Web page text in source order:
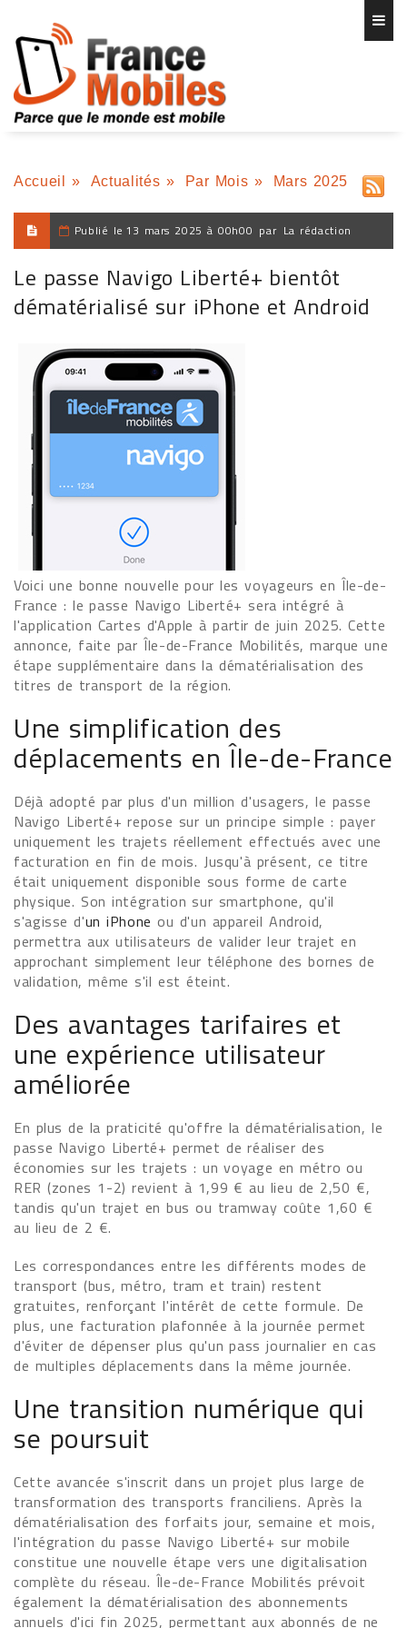
Accueil » Actualités » Par Mois » Mars 2025
Publié le 13 mars 2025 à 00h00 par La rédaction
Le passe Navigo Liberté+ bientôt
dématérialisé sur iPhone et Android
Voici une bonne nouvelle pour les voyageurs en Île-de-
France : le passe Navigo Liberté+ sera intégré à
l'application Cartes d'Apple à partir de juin 2025. Cette
annonce, faite par Île-de-France Mobilités, marque une
étape supplémentaire dans la dématérialisation des
titres de transport de la région.
Une simplification des
déplacements en Île-de-France
Déjà adopté par plus d'un million d'usagers, le passe
Navigo Liberté+ repose sur un principe simple : payer
uniquement les trajets réellement effectués avec une
facturation en fin de mois. Jusqu'à présent, ce titre
était uniquement disponible sous forme de carte
physique. Son intégration sur smartphone, qu'il
s'agisse d'un iPhone ou d'un appareil Android,
permettra aux utilisateurs de valider leur trajet en
approchant simplement leur téléphone des bornes de
validation, même s'il est éteint.
Des avantages tarifaires et
une expérience utilisateur
améliorée
En plus de la praticité qu'offre la dématérialisation, le
passe Navigo Liberté+ permet de réaliser des
économies sur les trajets : un voyage en métro ou
RER (zones 1-2) revient à 1,99 € au lieu de 2,50 €,
tandis qu'un trajet en bus ou tramway coûte 1,60 €
au lieu de 2 €.
Les correspondances entre les différents modes de
transport (bus, métro, tram et train) restent
gratuites, renforçant l'intérêt de cette formule. De
plus, une facturation plafonnée à la journée permet
d'éviter de dépenser plus qu'un pass journalier en cas
de multiples déplacements dans la même journée.
Une transition numérique qui
se poursuit
Cette avancée s'inscrit dans un projet plus large de
transformation des transports franciliens. Après la
dématérialisation des forfaits jour, semaine et mois,
l'intégration du passe Navigo Liberté+ sur mobile
constitue une nouvelle étape vers une digitalisation
complète du réseau. Île-de-France Mobilités prévoit
également la dématérialisation des abonnements
annuels d'ici fin 2025, permettant aux abonnés de ne